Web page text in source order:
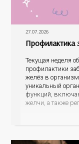
27.07.2026
Профилактика
Текущая неделя
профилактики
желёз в
уникальный
функций,
желчи, а также